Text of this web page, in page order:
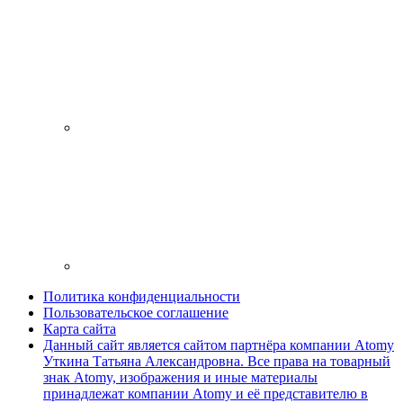
Политика конфиденциальности
Пользовательское соглашение
Карта сайта
Данный сайт является сайтом партнёра компании Atomy
Уткина Татьяна Александровна. Все права на товарный
знак Atomy, изображения и иные материалы
принадлежат компании Atomy и её представителю в